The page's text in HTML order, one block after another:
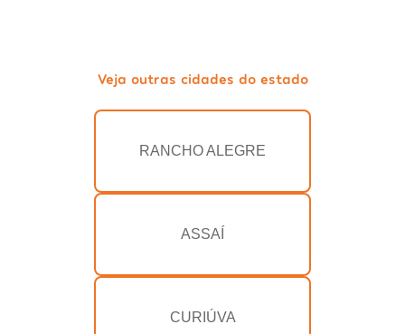
Veja outras cidades do estado
RANCHO ALEGRE
ASSAÍ
CURIÚVA